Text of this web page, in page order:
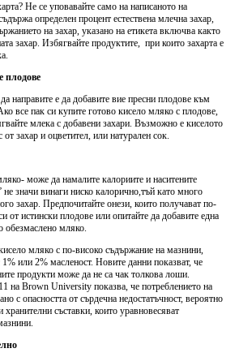
Не се уповавайте само на написаното на
определен процент естествена млечна захар,
на захар, указано на етикета включва както
захар. Избягвайте продуктите, при които захарта е
плодове
направите е да добавите вие пресни плодове към
все пак си купите готово кисело мляко с плодове,
млека с добавени захари. Възможно е киселото
захар и оцветител, или натурален сок.
може да намалите калориите и наситените
значи винаги ниско калорично,тъй като много
захар. Предпочитайте онези, които получават по-
от истински плодове или опитайте да добавите една
мляко.
мляко с по-високо съдържание на мазнини,
1% или 2% масленост. Новите данни показват, че
продукти може да не са чак толкова лоши.
на Brown University показва, че потреблението на
с опасността от сърдечна недостатъчност, вероятно
съставки, които уравновесяват